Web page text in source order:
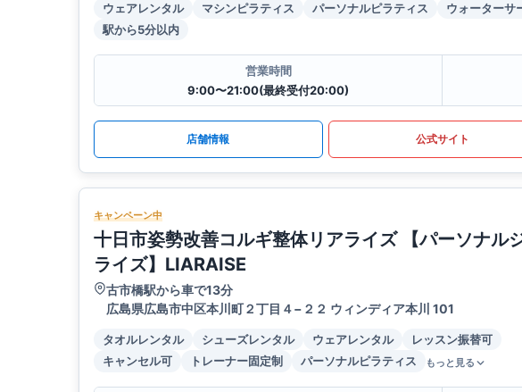
ウェアレンタル マシンピラティス パーソナルピラティス
ウォーターサ
駅から5分以内
営業時間
9:00〜21:00(最終受付20:00)
店舗情報 公式サイト
キャンペーン中
十日市姿勢改善コルギ整体リアライズ 【パーソナル
ライズ】LIARAISE
古市橋駅から車で13分
広島県広島市中区本川町２丁目４−２２ ウィンディア本川 101
タオルレンタル シューズレンタル ウェアレンタル
レッスン振替可
キャンセル可
トレーナー固定制 パーソナルピラティス もっと見る